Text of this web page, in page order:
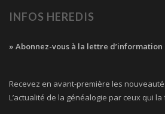
INFOS HEREDIS
» Abonnez-vous à la lettre d’information
Recevez en avant-première les
L’actualité de la généalogie par ceux qui la